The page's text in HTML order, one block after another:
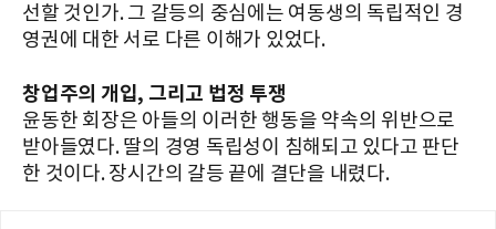
선할 것인가. 그 갈등의 중심에는 여동생의 독립적인 경
영권에 대한 서로 다른 이해가 있었다.
창업주의 개입, 그리고 법정 투쟁
윤동한 회장은 아들의 이러한 행동을 약속의 위반으로
받아들였다. 딸의 경영 독립성이 침해되고 있다고 판단
한 것이다. 장시간의 갈등 끝에 결단을 내렸다.